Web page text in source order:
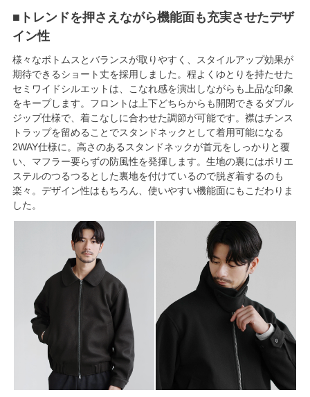
■トレンドを押さえながら機能面も充実させたデザ
イン性
様々なボトムスとバランスが取りやすく、スタイルアップ効果が
期待できるショート丈を採用しました。程よくゆとりを持たせた
セミワイドシルエットは、こなれ感を演出しながらも上品な印象
をキープします。フロントは上下どちらからも開閉できるダブル
ジップ仕様で、着こなしに合わせた調節が可能です。襟はチンス
トラップを留めることでスタンドネックとして着用可能になる
2WAY仕様に。高さのあるスタンドネックが首元をしっかりと覆
い、マフラー要らずの防風性を発揮します。生地の裏にはポリエ
ステルのつるつるとした裏地を付けているので脱ぎ着するのも
楽々。デザイン性はもちろん、使いやすい機能面にもこだわりま
した。